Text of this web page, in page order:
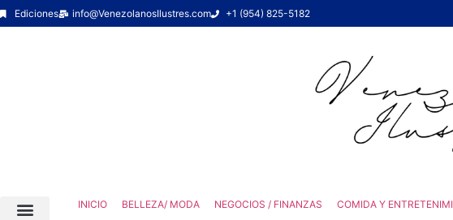
Ediciones info@VenezolanosIlustres.com +1 (954) 825-5182
INICIO BELLEZA/ MODA NEGOCIOS / FINANZAS COMIDA Y